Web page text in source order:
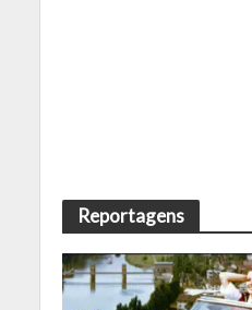
Reportagens